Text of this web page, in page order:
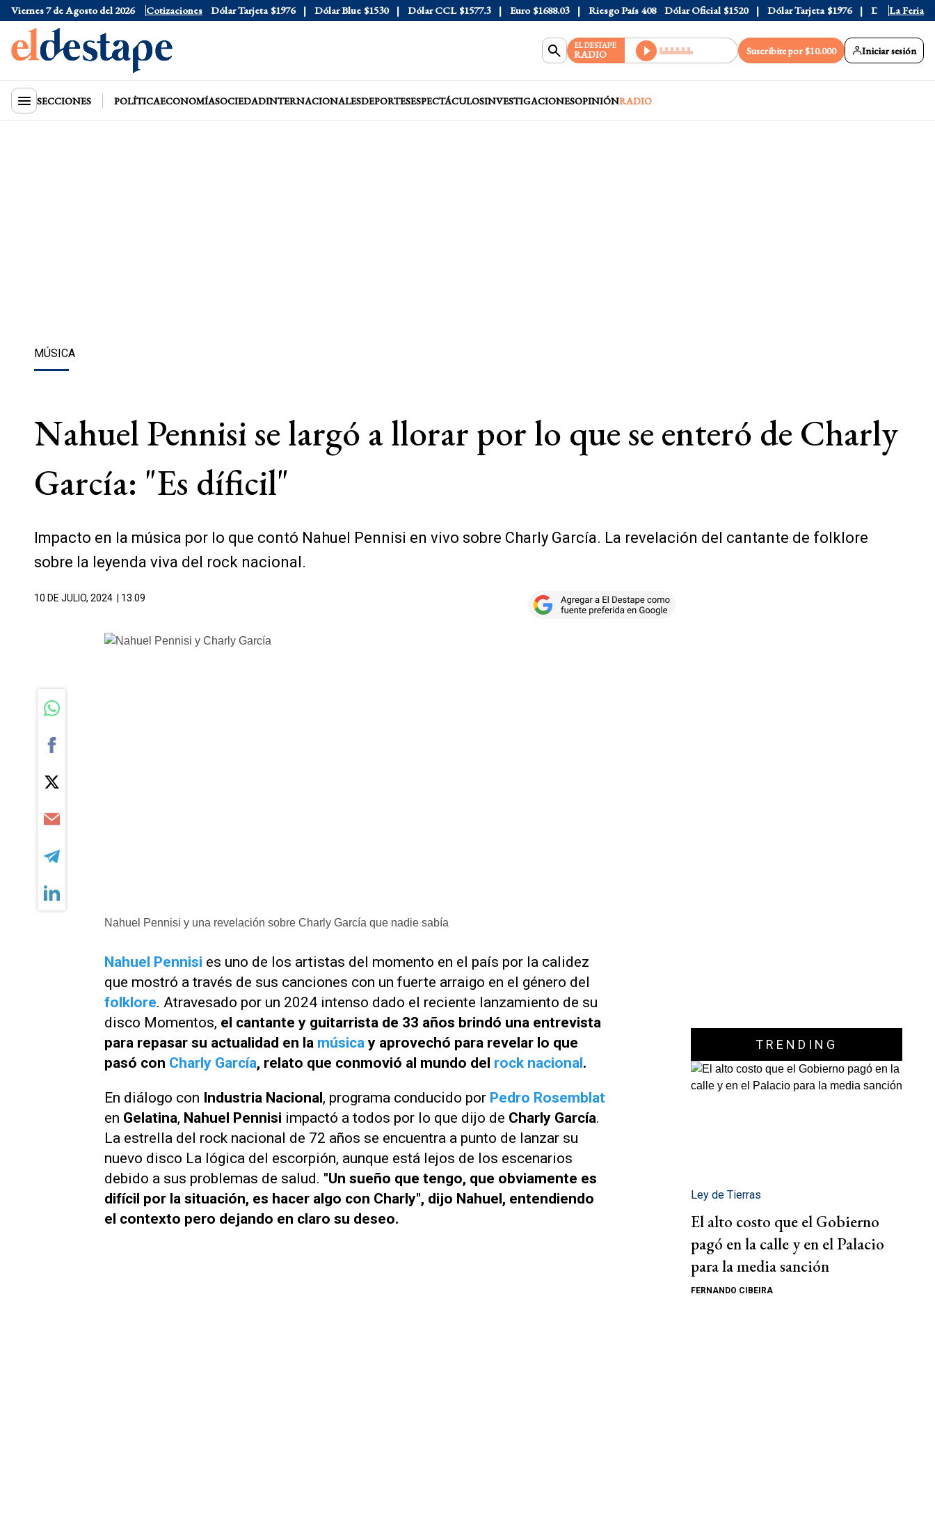
Viernes 7 de Agosto del 2026 Cotizaciones
Dólar Oficial $1520 Dólar Tarjeta $1976 Dólar Blue $1530 Dólar CCL $1577.3 Euro $1688.03 Riesgo País 408 Dólar Oficial $1520 Dólar Tarjeta $1976 Dólar Blue $1530
La Feria
EL DESTAPE
RADIO Suscribite por $10.000 Iniciar sesión
SECCIONES POLÍTICAECONOMÍASOCIEDADINTERNACIONALESDEPORTESESPECTÁCULOSINVESTIGACIONESOPINIÓNRADIO
MÚSICA
Nahuel Pennisi se largó a llorar por lo que se enteró de Charly
García: "Es díficil"
Impacto en la música por lo que contó Nahuel Pennisi en vivo sobre Charly García. La revelación del cantante de folklore
sobre la leyenda viva del rock nacional.
10 DE JULIO, 2024 | 13.09
Nahuel Pennisi y una revelación sobre Charly García que nadie sabía
Nahuel Pennisi es uno de los artistas del momento en el país por la calidez
que mostró a través de sus canciones con un fuerte arraigo en el género del
folklore. Atravesado por un 2024 intenso dado el reciente lanzamiento de su
disco Momentos, el cantante y guitarrista de 33 años brindó una entrevista
para repasar su actualidad en la música y aprovechó para revelar lo que
pasó con Charly García, relato que conmovió al mundo del rock nacional.
En diálogo con Industria Nacional, programa conducido por Pedro Rosemblat
en Gelatina, Nahuel Pennisi impactó a todos por lo que dijo de Charly García.
La estrella del rock nacional de 72 años se encuentra a punto de lanzar su
nuevo disco La lógica del escorpión, aunque está lejos de los escenarios
debido a sus problemas de salud. "Un sueño que tengo, que obviamente es
difícil por la situación, es hacer algo con Charly", dijo Nahuel, entendiendo
el contexto pero dejando en claro su deseo.
TRENDING
Ley de Tierras
El alto costo que el Gobierno
pagó en la calle y en el Palacio
para la media sanción
FERNANDO CIBEIRA